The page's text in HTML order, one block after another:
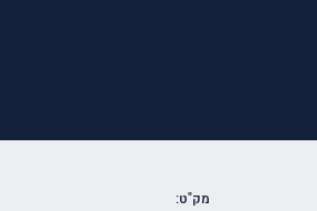
מק"ט: